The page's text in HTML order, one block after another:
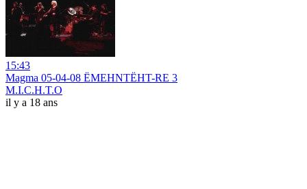
15:43
Magma 05-04-08 ËMEHNTËHT-RE 3
M.I.C.H.T.O
il y a 18 ans